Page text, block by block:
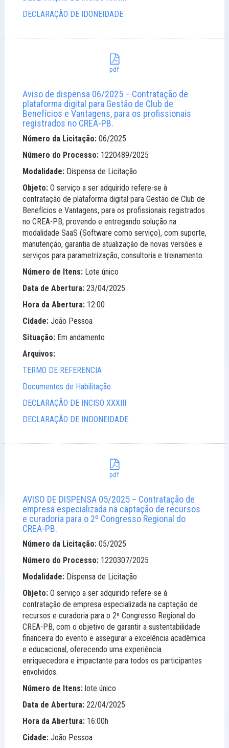
DECLARAÇÃO DE IDONEIDADE
pdf
Aviso de dispensa 06/2025 – Contratação de
plataforma digital para Gestão de Club de
Benefícios e Vantagens, para os profissionais
registrados no CREA-PB.
Número da Licitação: 06/2025
Número do Processo: 1220489/2025
Modalidade: Dispensa de Licitação
Objeto: O serviço a ser adquirido refere-se à
contratação de plataforma digital para Gestão de Club de
Benefícios e Vantagens, para os profissionais registrados
no CREA-PB, provendo e entregando solução na
modalidade SaaS (Software como serviço), com suporte,
manutenção, garantia de atualização de novas versões e
serviços para parametrização, consultoria e treinamento.
Número de Itens: Lote único
Data de Abertura: 23/04/2025
Hora da Abertura: 12:00
Cidade: João Pessoa
Situação: Em andamento
Arquivos:
TERMO DE REFERENCIA
Documentos de Habilitação
DECLARAÇÃO DE INCISO XXXIII
DECLARAÇÃO DE INDONEIDADE
pdf
AVISO DE DISPENSA 05/2025 – Contratação de
empresa especializada na captação de recursos
e curadoria para o 2º Congresso Regional do
CREA-PB.
Número da Licitação: 05/2025
Número do Processo: 1220307/2025
Modalidade: Dispensa de Licitação
Objeto: O serviço a ser adquirido refere-se à
contratação de empresa especializada na captação de
recursos e curadoria para o 2º Congresso Regional do
CREA-PB, com o objetivo de garantir a sustentabilidade
financeira do evento e assegurar a excelência acadêmica
e educacional, oferecendo uma experiência
enriquecedora e impactante para todos os participantes
envolvidos.
Número de Itens: lote único
Data de Abertura: 22/04/2025
Hora da Abertura: 16:00h
Cidade: João Pessoa